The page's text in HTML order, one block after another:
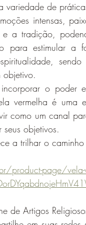
de
intensas,
a tradição,
para estimular a
objetivo.
o poder
vermelha é uma
como um canal
objetivos.
a trilhar o
page/vela-
de Artigos